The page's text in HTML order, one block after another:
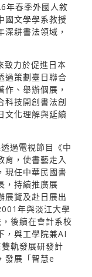
年春季外國人敘
國文學學系教授
耕書法領域，
致力於促進日本
過策劃臺日聯合
、舉辦個展，
科技開創書法創
文化理解與延續
過電視節目《中
育，使書藝走入
現任中華民國書
，持續推廣展
展覽及赴日展出
年與淡江大學
後續在會計系校
，與工學院兼AI
軌發展研發計
發展「智慧e